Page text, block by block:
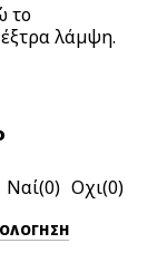
το
λάμψη.
0 0
ΤΗΝ ΑΞΙΟΛΟΓΗΣΗ